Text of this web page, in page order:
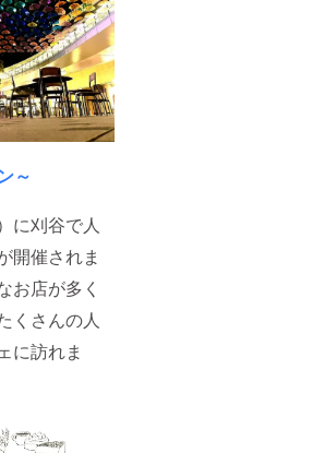
～
に刈谷で人
開催されま
お店が多く
くさんの人
に訪れま